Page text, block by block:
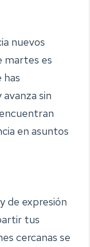
nuevos
martes es
has
sin
en asuntos
de expresión
tus
cercanas se